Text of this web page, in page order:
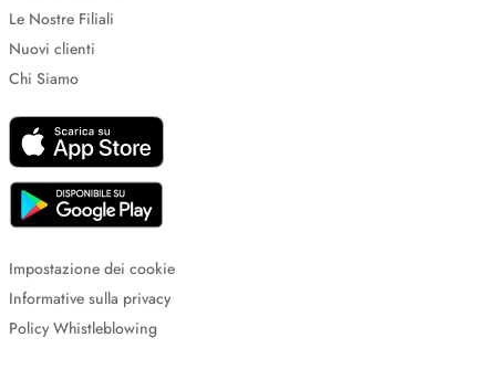
Le Nostre Filiali
Nuovi clienti
Chi Siamo
Impostazione dei cookie
Informative sulla privacy
Policy Whistleblowing